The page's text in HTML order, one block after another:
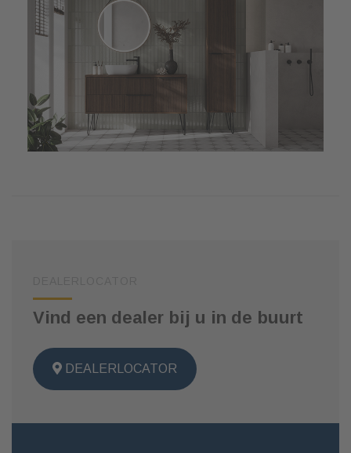
Vind een dealer bij u in de buurt
DEALERLOCATOR